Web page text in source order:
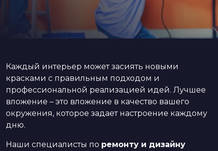
Каждый интерьер может засиять новыми
красками с правильным подходом и
профессиональной реализацией идей. Лучшее
вложение – это вложение в качество вашего
окружения, которое задает настроение каждому
дню.
Наши специалисты по ремонту и дизайну